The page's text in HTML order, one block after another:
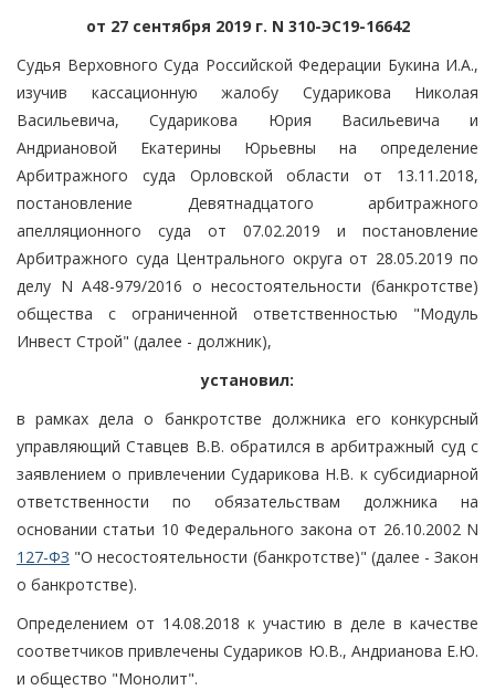
от 27 сентября 2019 г. N 310-ЭС19-16642
Судья Верховного Суда Российской Федерации Букина И.А.,
изучив кассационную жалобу Сударикова Николая
Васильевича, Сударикова Юрия Васильевича и
Андриановой Екатерины Юрьевны на определение
Арбитражного суда Орловской области от 13.11.2018,
постановление Девятнадцатого арбитражного
апелляционного суда от 07.02.2019 и постановление
Арбитражного суда Центрального округа от 28.05.2019 по
делу N А48-979/2016 о несостоятельности (банкротстве)
общества с ограниченной ответственностью "Модуль
Инвест Строй" (далее - должник),
установил:
в рамках дела о банкротстве должника его конкурсный
управляющий Ставцев В.В. обратился в арбитражный суд с
заявлением о привлечении Сударикова Н.В. к субсидиарной
ответственности по обязательствам должника на
основании статьи 10 Федерального закона от 26.10.2002 N
127-ФЗ "О несостоятельности (банкротстве)" (далее - Закон
о банкротстве).
Определением от 14.08.2018 к участию в деле в качестве
соответчиков привлечены Судариков Ю.В., Андрианова Е.Ю.
и общество "Монолит".